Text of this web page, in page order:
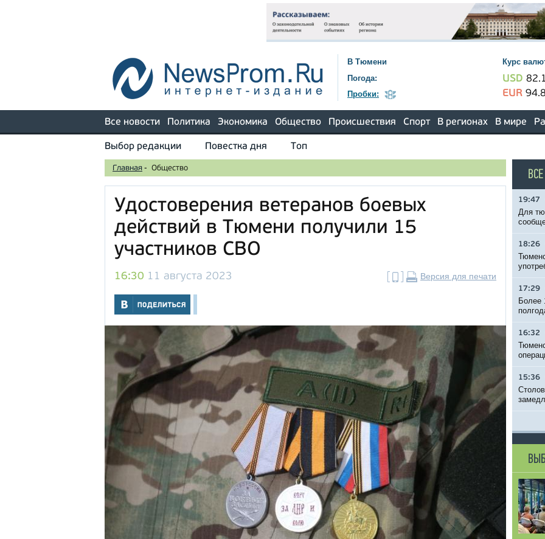
В Тюмени
Погода:
Пробки:
Курс
USD
EUR
Все новости Политика Экономика Общество Происшествия Спорт В регионах В мире
Выбор редакции Повестка дня Топ
Главная - Общество
Удостоверения ветеранов боевых
действий в Тюмени получили 15
участников СВО
16:30 11 августа 2023 Версия для печати
19:47
Для
18:26
17:29
Более
16:32
15:36